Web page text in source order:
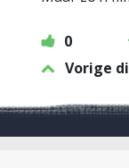
0
Vorige